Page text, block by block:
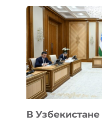
И
ДРУГИЕ
ДЛЯ
В